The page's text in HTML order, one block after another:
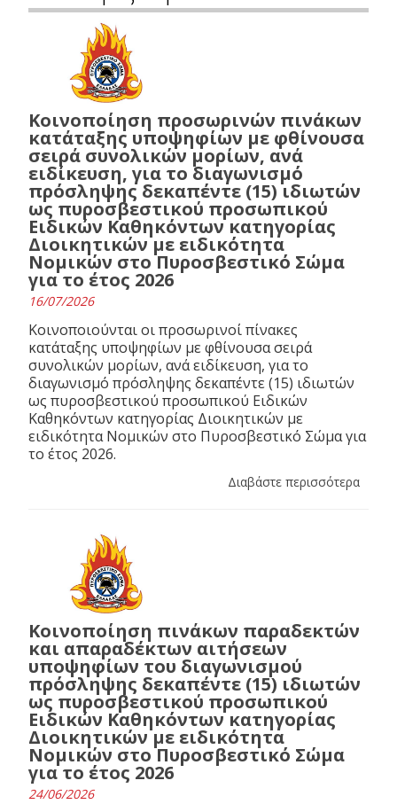
Κοινοποίηση προσωρινών πινάκων
κατάταξης υποψηφίων με φθίνουσα
σειρά συνολικών μορίων, ανά
ειδίκευση, για το διαγωνισμό
πρόσληψης δεκαπέντε (15) ιδιωτών
ως πυροσβεστικού προσωπικού
Ειδικών Καθηκόντων κατηγορίας
Διοικητικών με ειδικότητα
Νομικών στο Πυροσβεστικό Σώμα
για το έτος 2026
16/07/2026
Κοινοποιούνται οι προσωρινοί πίνακες
κατάταξης υποψηφίων με φθίνουσα σειρά
συνολικών μορίων, ανά ειδίκευση, για το
διαγωνισμό πρόσληψης δεκαπέντε (15) ιδιωτών
ως πυροσβεστικού προσωπικού Ειδικών
Καθηκόντων κατηγορίας Διοικητικών με
ειδικότητα Νομικών στο Πυροσβεστικό Σώμα για
το έτος 2026.
Διαβάστε περισσότερα
Κοινοποίηση πινάκων παραδεκτών
και απαραδέκτων αιτήσεων
υποψηφίων του διαγωνισμού
πρόσληψης δεκαπέντε (15) ιδιωτών
ως πυροσβεστικού προσωπικού
Ειδικών Καθηκόντων κατηγορίας
Διοικητικών με ειδικότητα
Νομικών στο Πυροσβεστικό Σώμα
για το έτος 2026
24/06/2026